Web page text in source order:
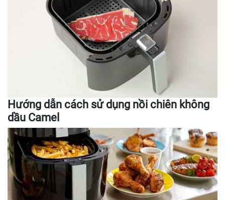
Hướng dẫn cách sử dụng nồi chiên không
dầu Camel